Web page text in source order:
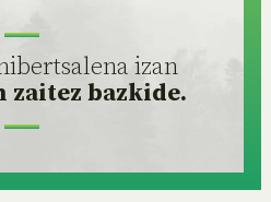
izan
zaitez bazkide.